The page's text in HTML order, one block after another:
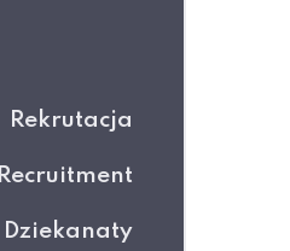
Rekrutacja
Recruitment
Dziekanaty